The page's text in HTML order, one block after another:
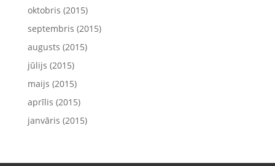
oktobris (2015)
septembris (2015)
augusts (2015)
jūlijs (2015)
maijs (2015)
aprīlis (2015)
janvāris (2015)